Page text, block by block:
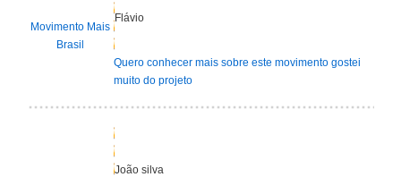
Movimento Mais
Brasil
Flávio
Quero conhecer mais sobre este movimento gostei
muito do projeto
João silva